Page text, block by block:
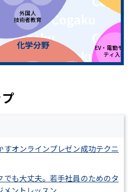
EV・電動モビ
ティ入門
機械要素
設計品質
有機化学・高分子
化学
外国人
技術者教育
化学分野
すオンラインプレゼン成功テクニ
でも大丈夫。若手社員のためのタ